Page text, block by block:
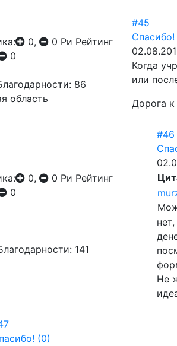
0, 0 Ри Рейтинг
0
86
область
#45
Спасибо!
Когда
или
Дорога к
0, 0 Ри Рейтинг
0
141
#46
Не
(0)